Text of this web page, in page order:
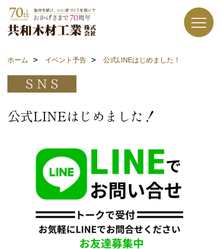
ホーム イベント予告 公式LINEはじめました！
公式LINEはじめました！